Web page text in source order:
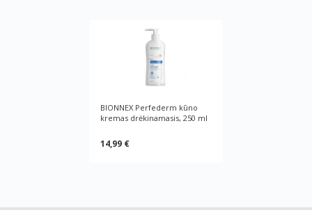
BIONNEX Perfederm kūno
kremas drėkinamasis, 250 ml
14,99 €